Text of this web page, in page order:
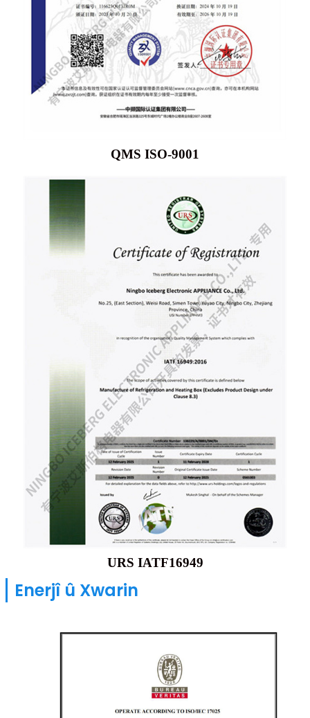
QMS ISO-9001
URS IATF16949
Enerjî û Xwarin